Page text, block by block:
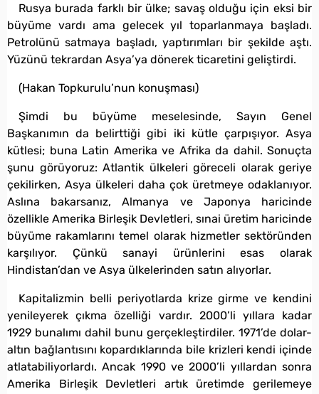
Rusya burada farklı bir ülke; savaş olduğu için eksi bir
büyüme vardı ama gelecek yıl toparlanmaya başladı.
Petrolünü satmaya başladı, yaptırımları bir şekilde aştı.
Yüzünü tekrardan Asya’ya dönerek ticaretini geliştirdi.
(Hakan Topkurulu’nun konuşması)
Şimdi bu büyüme meselesinde, Sayın Genel
Başkanımın da belirttiği gibi iki kütle çarpışıyor. Asya
kütlesi; buna Latin Amerika ve Afrika da dahil. Sonuçta
şunu görüyoruz: Atlantik ülkeleri göreceli olarak geriye
çekilirken, Asya ülkeleri daha çok üretmeye odaklanıyor.
Aslına bakarsanız, Almanya ve Japonya haricinde
özellikle Amerika Birleşik Devletleri, sınai üretim haricinde
büyüme rakamlarını temel olarak hizmetler sektöründen
karşılıyor. Çünkü sanayi ürünlerini esas olarak
Hindistan’dan ve Asya ülkelerinden satın alıyorlar.
Kapitalizmin belli periyotlarda krize girme ve kendini
yenileyerek çıkma özelliği vardır. 2000’li yıllara kadar
1929 bunalımı dahil bunu gerçekleştirdiler. 1971’de dolar-
altın bağlantısını kopardıklarında bile krizleri kendi içinde
atlatabiliyorlardı. Ancak 1990 ve 2000’li yıllardan sonra
Amerika Birleşik Devletleri artık üretimde gerilemeye